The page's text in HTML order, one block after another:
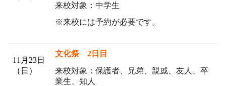
来校対象：中学生
※来校には予約が必要です。
11月23日
（日）
文化祭 2日目
来校対象：保護者、兄弟、親戚、友人、卒
業生、知人